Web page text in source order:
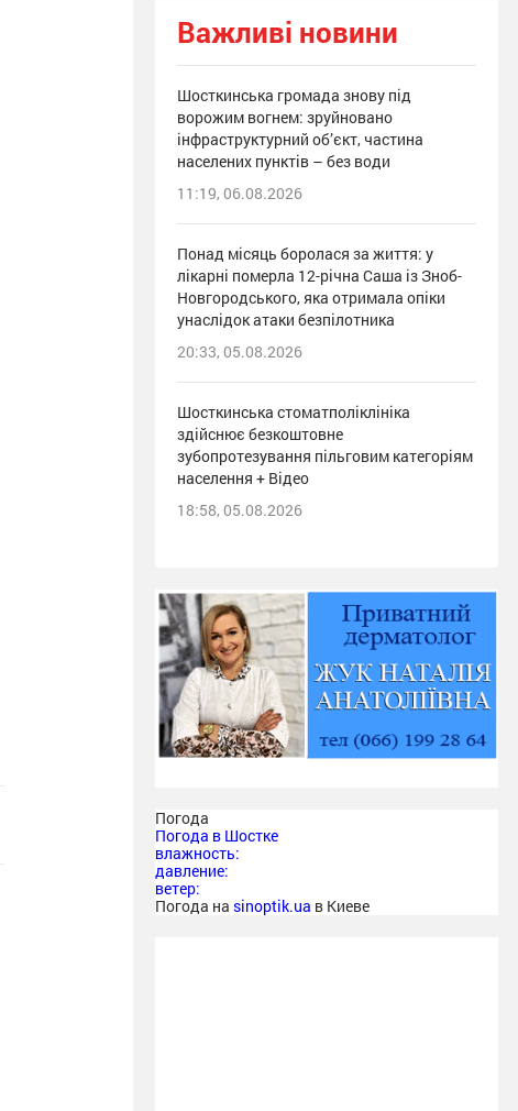
Важливі новини
Шосткинська громада знову під
ворожим вогнем: зруйновано
інфраструктурний об’єкт, частина
населених пунктів – без води
11:19, 06.08.2026
Понад місяць боролася за життя: у
лікарні померла 12-річна Саша із Зноб-
Новгородського, яка отримала опіки
унаслідок атаки безпілотника
20:33, 05.08.2026
Шосткинська стоматполіклініка
здійснює безкоштовне
зубопротезування пільговим категоріям
населення + Відео
18:58, 05.08.2026
Погода
Погода в Шостке
влажность:
давление:
ветер:
Погода на sinoptik.ua в Киеве